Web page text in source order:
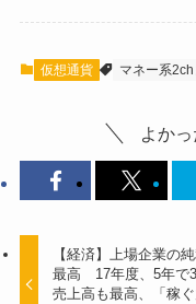
仮想通貨 マネー系
よか
【経済】上場企業の
最高 17年度、5年で
売上高も最高、「稼ぐ